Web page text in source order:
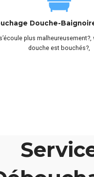
Douche-
plus
douche est bouchés?,